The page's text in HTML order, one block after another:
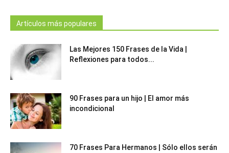
Artículos más populares
Las Mejores 150 Frases de la Vida |
Reflexiones para todos...
90 Frases para un hijo | El amor más
incondicional
70 Frases Para Hermanos | Sólo ellos serán